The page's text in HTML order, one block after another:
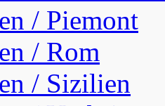
/ Piemont
/ Rom
/ Sizilien